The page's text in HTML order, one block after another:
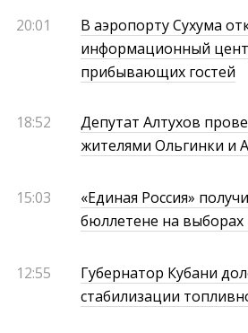
20:01
В аэропорту Сухума
информационный
прибывающих гостей
18:52
Депутат Алтухов
жителями Ольгинки и
15:03
«Единая Россия»
бюллетене на выборах
12:55
Губернатор Кубани
стабилизации